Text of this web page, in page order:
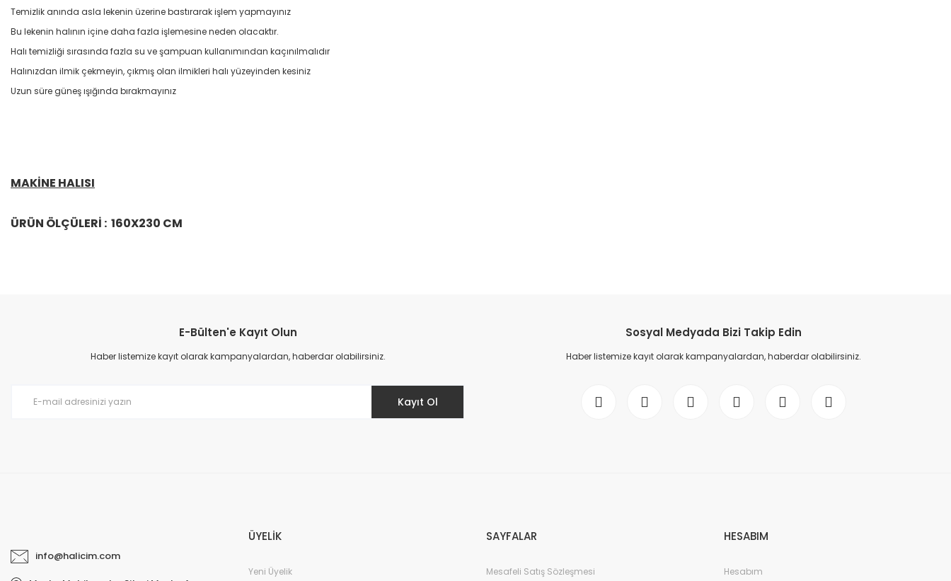
Temizlik anında asla lekenin üzerine bastırarak işlem yapmayınız
Bu lekenin halının içine daha fazla işlemesine neden olacaktır.
Halı temizliği sırasında fazla su ve şampuan kullanımından kaçınılmalıdır
Halınızdan ilmik çekmeyin, çıkmış olan ilmikleri halı yüzeyinden kesiniz
Uzun süre güneş ışığında bırakmayınız
MAKİNE HALISI
ÜRÜN ÖLÇÜLERİ : 160X230 CM
Ürün resmi kalitesiz, bozuk veya görüntülenemiyor.
Ürün açıklamasında eksik bilgiler bulunuyor.
E-Bülten'e Kayıt Olun
Haber listemize kayıt olarak kampanyalardan, haberdar olabilirsiniz.
Kayıt Ol
Sosyal Medyada Bizi Takip Edin
Haber listemize kayıt olarak kampanyalardan, haberdar olabilirsiniz.
info@halicim.com
ÜYELİK
Yeni Üyelik
SAYFALAR
Mesafeli Satış Sözleşmesi
HESABIM
Hesabım